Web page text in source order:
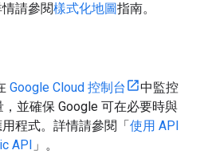
請參閱樣式化地圖指南。
Google Cloud 控制台
中監控
並確保 Google 可在必要時與
程式。詳情請參閱「使用 API
API 」。